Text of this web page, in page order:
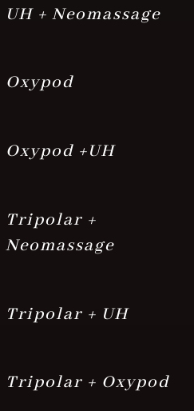
UH + Neomassage
Oxypod
Oxypod +UH
Tripolar +
Neomassage
Tripolar + UH
Tripolar + Oxypod